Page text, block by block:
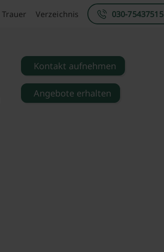
Trauer Verzeichnis 030-75437515
Kontakt aufnehmen
Angebote erhalten